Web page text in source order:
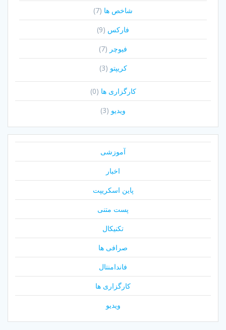
شاخص ها (7)
فارکس (9)
فیوچر (7)
کریپتو (3)
کارگزاری ها (0)
ویدیو (3)
آموزشی
اخبار
پاین اسکریپت
پست متنی
تکنیکال
صرافی ها
فاندامنتال
کارگزاری ها
ویدیو